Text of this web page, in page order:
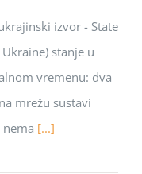
izvor - State
stanje u
vremenu: dva
mrežu sustavi
[...]